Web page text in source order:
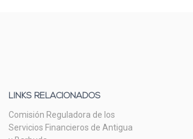
LINKS RELACIONADOS
Comisión Reguladora de los
Servicios Financieros de Antigua